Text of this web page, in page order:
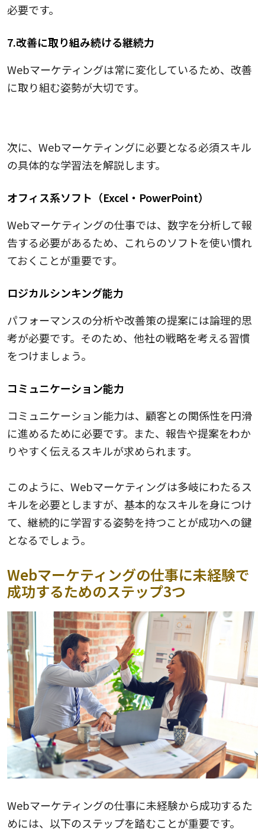
必要です。
7.改善に取り組み続ける継続力
Webマーケティングは常に変化しているため、改善
に取り組む姿勢が大切です。
次に、Webマーケティングに必要となる必須スキル
の具体的な学習法を解説します。
オフィス系ソフト（Excel・PowerPoint）
Webマーケティングの仕事では、数字を分析して報
告する必要があるため、これらのソフトを使い慣れ
ておくことが重要です。
ロジカルシンキング能力
パフォーマンスの分析や改善策の提案には論理的思
考が必要です。そのため、他社の戦略を考える習慣
をつけましょう。
コミュニケーション能力
コミュニケーション能力は、顧客との関係性を円滑
に進めるために必要です。また、報告や提案をわか
りやすく伝えるスキルが求められます。
このように、Webマーケティングは多岐にわたるス
キルを必要としますが、基本的なスキルを身につけ
て、継続的に学習する姿勢を持つことが成功への鍵
となるでしょう。
Webマーケティングの仕事に未経験で
成功するためのステップ3つ
Webマーケティングの仕事に未経験から成功するた
めには、以下のステップを踏むことが重要です。